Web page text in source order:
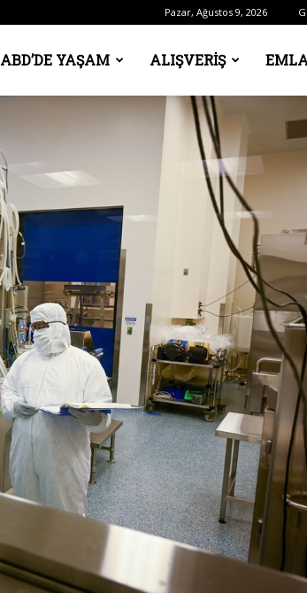
Pazar, Ağustos 9, 2026
ABD’DE YAŞAM ALIŞVERIŞ